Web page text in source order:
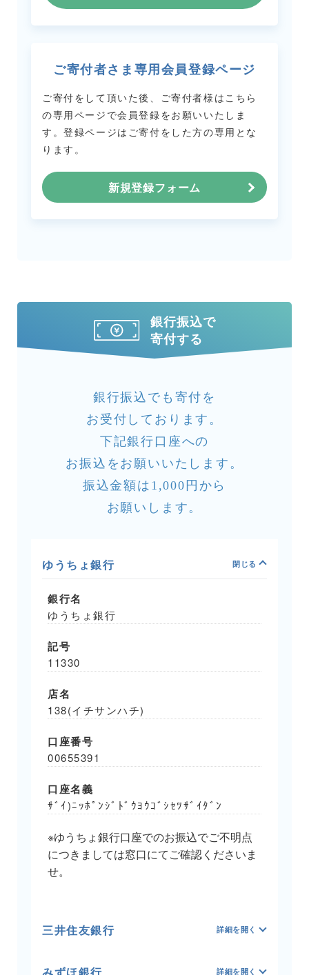
ご寄付者さま専用会員登録ページ
ご寄付をして頂いた後、ご寄付者様はこちら
の専用ページで会員登録をお願いいたしま
す。登録ページはご寄付をした方の専用とな
ります。
新規登録フォーム
銀行振込で
寄付する
銀行振込でも寄付を
お受付しております。
下記銀行口座への
お振込をお願いいたします。
振込金額は1,000円から
お願いします。
ゆうちょ銀行
銀行名
ゆうちょ銀行
記号
11330
店名
138(イチサンハチ)
口座番号
00655391
口座名義
ｻﾞｲ)ﾆｯﾎﾟﾝｼﾞﾄﾞｳﾖｳｺﾞｼｾﾂｻﾞｲﾀﾞﾝ
※ゆうちょ銀行口座でのお振込でご不明点
につきましては窓口にてご確認くださいま
せ。
三井住友銀行